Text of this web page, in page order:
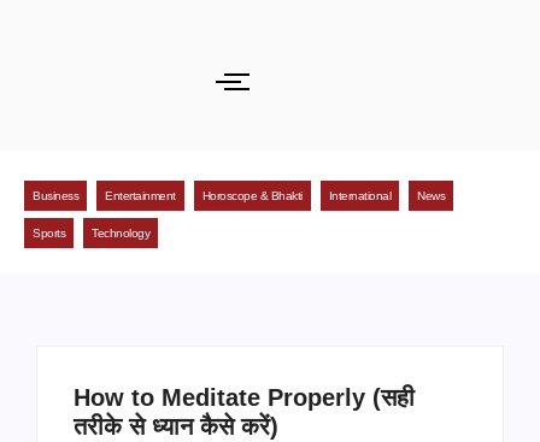
Business Entertainment Horoscope & Bhakti International News
Sports Technology
How to Meditate Properly (सही
तरीके से ध्यान कैसे करें)